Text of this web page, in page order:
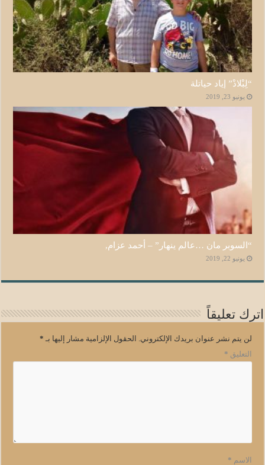
“لِبْلادْ” إياد حياتلة
يونيو 23, 2019
“السوبر مان …عالم ينهار” – أحمد عزام,
يونيو 22, 2019
اترك تعليقاً
لن يتم نشر عنوان بريدك الإلكتروني. الحقول الإلزامية مشار إليها بـ *
التعليق *
الاسم *